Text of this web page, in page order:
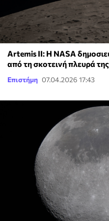
Artemis II: Η NASA
από τη σκοτεινή πλευρά
Επιστήμη 07.04.2026 17:43